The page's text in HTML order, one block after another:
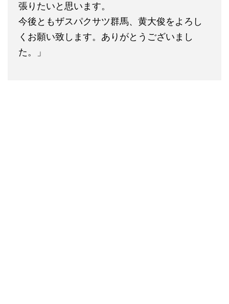
張りたいと思います。
今後ともザスパクサツ群馬、黄大俊をよろし
くお願い致します。ありがとうございまし
た。」